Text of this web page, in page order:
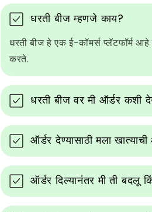
को
लॅ
प्सि
ब
ल
आ
श
य
धरती बीज म्हणजे काय?
धरती बीज हे एक ई-कॉमर्स प्लॅटफॉर्म
करते.
धरती बीज वर मी ऑर्डर कशी
ऑर्डर देण्यासाठी मला
ऑर्डर दिल्यानंतर मी ती बदलू